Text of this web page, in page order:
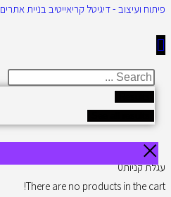
פיתוח ועיצוב - דיגיטל קריאייטיב בניית אתרים
עגלת קניות0
There are no products in the cart!